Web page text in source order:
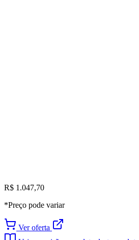
R$ 1.047,70
*Preço pode variar
Ver oferta